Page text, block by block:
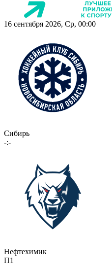
16 сентября 2026, Ср, 00:00
Сибирь
-:-
Нефтехимик
П1